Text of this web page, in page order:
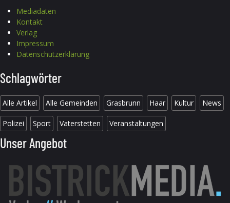
Mediadaten
Kontakt
Verlag
Impressum
Datenschutzerklärung
Schlagwörter
Alle Artikel Alle Gemeinden Grasbrunn Haar Kultur News
Polizei Sport Vaterstetten Veranstaltungen
Unser Angebot